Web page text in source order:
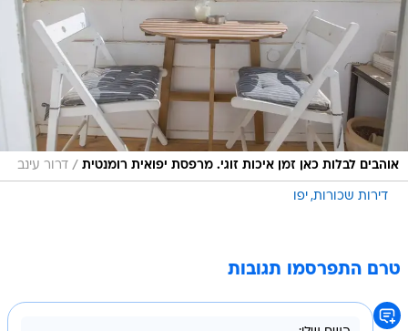
אוהבים לבלות כאן זמן איכות זוגי. מרפסת יפואית רומנטית / דרור עינב
דירות שכורות יפו
טרם התפרסמו תגובות